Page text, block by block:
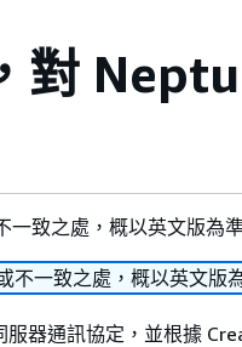
對
致之處，概以英文版為
不一致之處，概以英文版
器通訊協定，並根據